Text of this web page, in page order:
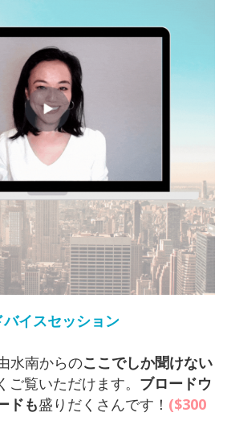
バイスセッション
水南からのここでしか聞けない
ご覧いただけます。 ブロードウ
ドも盛りだくさんです！ ($300